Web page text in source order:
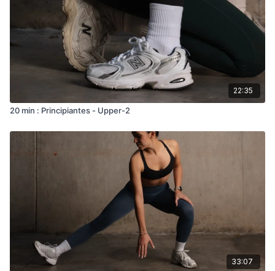
22:35
20 min : Principiantes - Upper-2
33:07